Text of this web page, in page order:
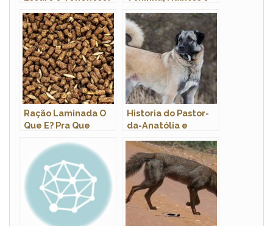
Animal
Ração Laminada O
Que E? Pra Que
Por Dia?
Historia do Pastor-
da-Anatólia e